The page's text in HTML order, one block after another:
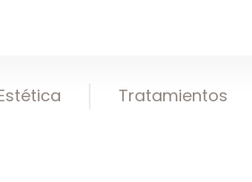
Tratamientos